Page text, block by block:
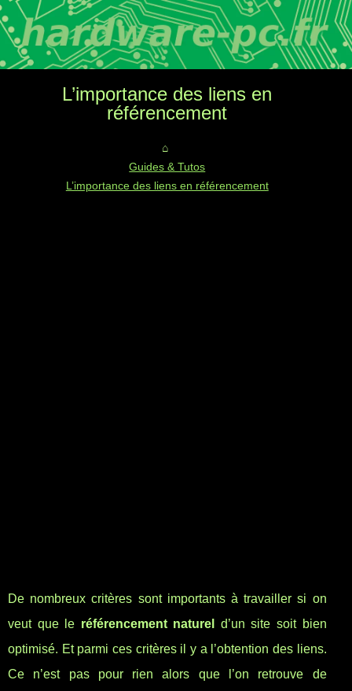
L’importance des liens en
référencement
Guides & Tutos
L’importance des liens en référencement
De nombreux critères sont importants à travailler si on
veut que le référencement naturel
d’un site soit bien
optimisé. Et parmi ces critères il y a l’obtention des liens.
Ce n’est pas pour rien alors que l’on retrouve de